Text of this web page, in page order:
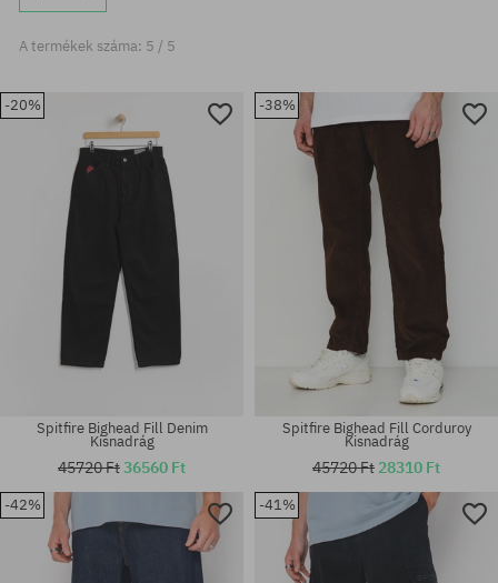
A termékek száma: 5 / 5
-20%
Spitfire Bighead Fill Denim
Kisnadrág
45720 Ft36560 Ft
-38%
Spitfire Bighead Fill Corduroy
Kisnadrág
45720 Ft 28310 Ft
-42% -41%